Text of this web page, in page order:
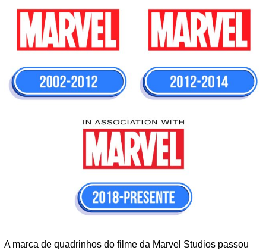
A marca de quadrinhos do filme da Marvel Studios passou